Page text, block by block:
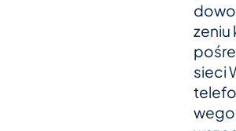
ze­niu
sieci